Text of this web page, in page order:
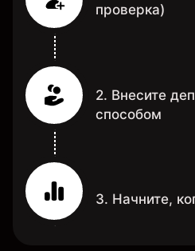
проверка)
2. Внесите
способом
3. Начните,